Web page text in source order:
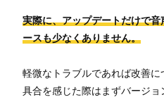
実際に、アップデートだけで
ースも少なくありません。
軽微なトラブルであれば改善
具合を感じた際はまずバージ